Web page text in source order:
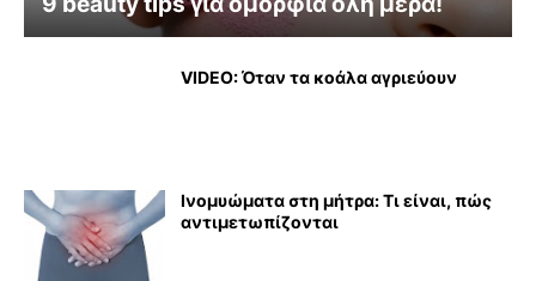
VIDEO: Όταν τα κοάλα αγριεύουν
Ινομυώματα στη μήτρα: Τι είναι, πώς
αντιμετωπίζονται